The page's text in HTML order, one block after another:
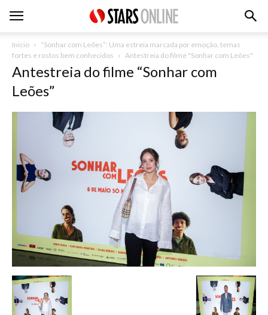
Inicio
“Sonhar com Leões”: Uma estreia marcada por emoção, temas
fortes e rostos bem conhecidos
Antestreia do filme "Sonhar com Leões"
Antestreia do filme “Sonhar com
Leões”